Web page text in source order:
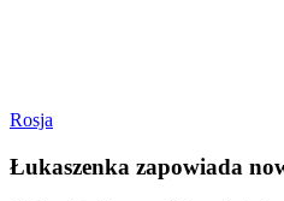
Rosja
Łukaszenka zapowiada